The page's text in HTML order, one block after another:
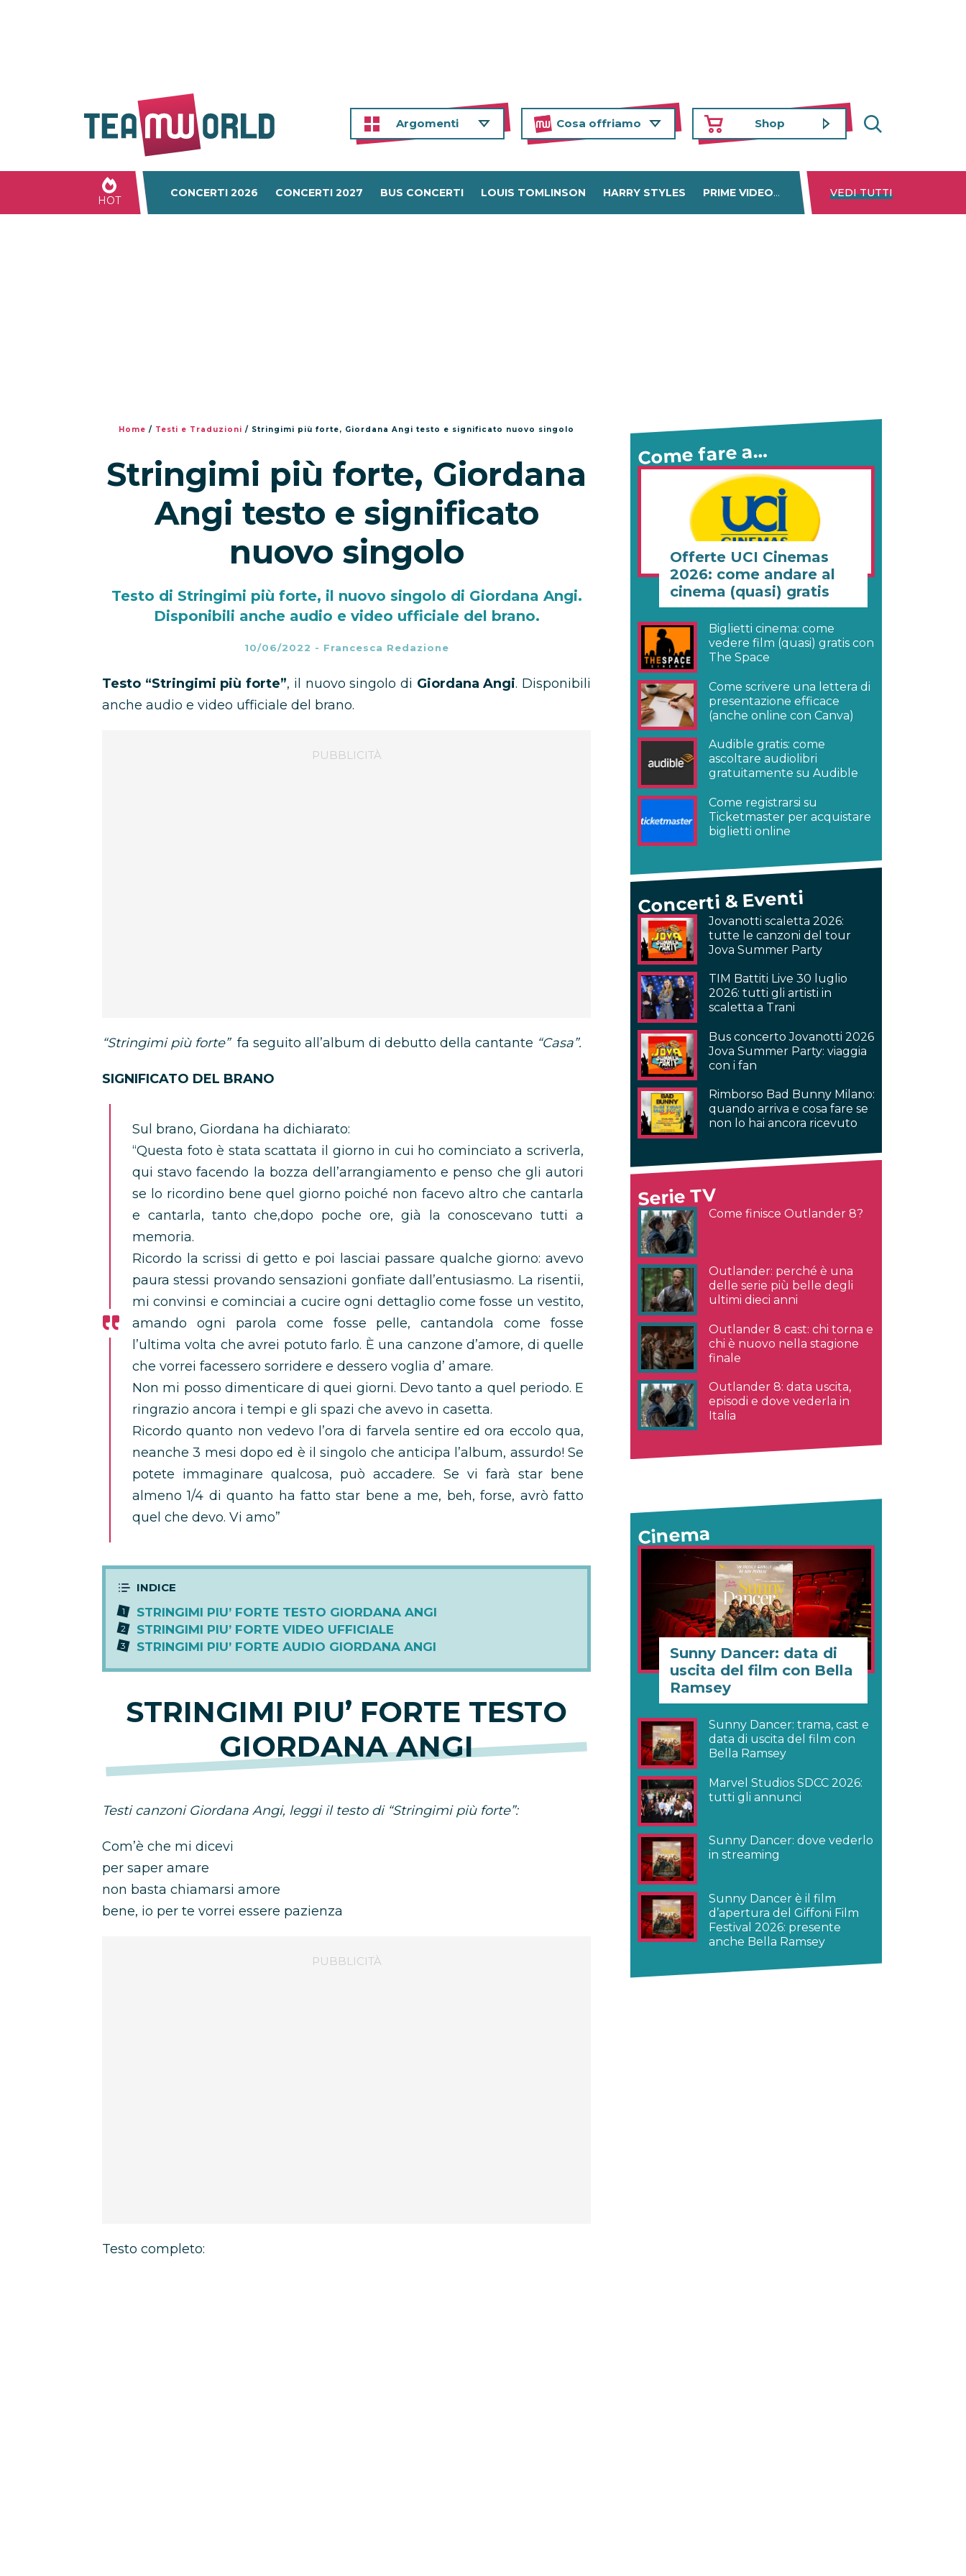
Argomenti Cosa offriamo Shop
HOT
CONCERTI 2026 CONCERTI 2027 BUS CONCERTI LOUIS TOMLINSON HARRY STYLES PRIME VIDEO DISNEY+ NETFLIX
VEDI TUTTI
Home / Testi e Traduzioni / Stringimi più forte, Giordana Angi testo e significato nuovo singolo
Stringimi più forte, Giordana
Angi testo e significato
nuovo singolo
Testo di Stringimi più forte, il nuovo singolo di Giordana Angi.
Disponibili anche audio e video ufficiale del brano.
10/06/2022 - Francesca Redazione
Testo “Stringimi più forte”, il nuovo singolo di Giordana Angi. Disponibili
anche audio e video ufficiale del brano.
“Stringimi più forte”fa seguito all’album di debutto della cantante “Casa”.
SIGNIFICATO DEL BRANO
Sul brano, Giordana ha dichiarato:
“Questa foto è stata scattata il giorno in cui ho cominciato a scriverla,
qui stavo facendo la bozza dell’arrangiamento e penso che gli autori
se lo ricordino bene quel giorno poiché non facevo altro che cantarla
e cantarla, tanto che,dopo poche ore, già la conoscevano tutti a
memoria.
Ricordo la scrissi di getto e poi lasciai passare qualche giorno: avevo
paura stessi provando sensazioni gonfiate dall’entusiasmo. La risentii,
mi convinsi e cominciai a cucire ogni dettaglio come fosse un vestito,
amando ogni parola come fosse pelle, cantandola come fosse
l’ultima volta che avrei potuto farlo. È una canzone d’amore, di quelle
che vorrei facessero sorridere e dessero voglia d’ amare.
Non mi posso dimenticare di quei giorni. Devo tanto a quel periodo. E
ringrazio ancora i tempi e gli spazi che avevo in casetta.
Ricordo quanto non vedevo l’ora di farvela sentire ed ora eccolo qua,
neanche 3 mesi dopo ed è il singolo che anticipa l’album, assurdo! Se
potete immaginare qualcosa, può accadere. Se vi farà star bene
almeno 1/4 di quanto ha fatto star bene a me, beh, forse, avrò fatto
quel che devo. Vi amo”
STRINGIMI PIU’ FORTE TESTO GIORDANA ANGI
STRINGIMI PIU’ FORTE VIDEO UFFICIALE
STRINGIMI PIU’ FORTE AUDIO GIORDANA ANGI
STRINGIMI PIU’ FORTE TESTO
GIORDANA ANGI
Testi canzoni Giordana Angi, leggi il testo di “Stringimi più forte”:
Com’è che mi dicevi
per saper amare
non basta chiamarsi amore
bene, io per te vorrei essere pazienza
Testo completo:
Come fare a…
Offerte UCI Cinemas
2026: come andare al
cinema (quasi) gratis
Biglietti cinema: come
vedere film (quasi) gratis con
The Space
Come scrivere una lettera di
presentazione efficace
(anche online con Canva)
Audible gratis: come
ascoltare audiolibri
gratuitamente su Audible
Come registrarsi su
Ticketmaster per acquistare
biglietti online
Concerti & Eventi
Jovanotti scaletta 2026:
tutte le canzoni del tour
Jova Summer Party
TIM Battiti Live 30 luglio
2026: tutti gli artisti in
scaletta a Trani
Bus concerto Jovanotti 2026
Jova Summer Party: viaggia
con i fan
Rimborso Bad Bunny Milano:
quando arriva e cosa fare se
non lo hai ancora ricevuto
Serie TV
Come finisce Outlander 8?
Outlander: perché è una
delle serie più belle degli
ultimi dieci anni
Outlander 8 cast: chi torna e
chi è nuovo nella stagione
finale
Outlander 8: data uscita,
episodi e dove vederla in
Italia
Cinema
Sunny Dancer: data di
uscita del film con Bella
Ramsey
Sunny Dancer: trama, cast e
data di uscita del film con
Bella Ramsey
Marvel Studios SDCC 2026:
tutti gli annunci
Sunny Dancer: dove vederlo
in streaming
Sunny Dancer è il film
d’apertura del Giffoni Film
Festival 2026: presente
anche Bella Ramsey